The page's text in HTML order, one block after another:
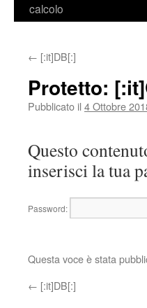
calcolo
← [:it]DB[:]
Protetto:
Pubblicato il 4 Ottobre
Questo
inserisci la tua
Password:
Questa voce è stata
← [:it]DB[:]